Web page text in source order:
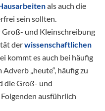
als auch die
sein sollten.
und Kleinschreibung
derwissenschaftlichen
kommt es auch bei häufig
„heute“, häufig zu
die Groß- und
ausführlich